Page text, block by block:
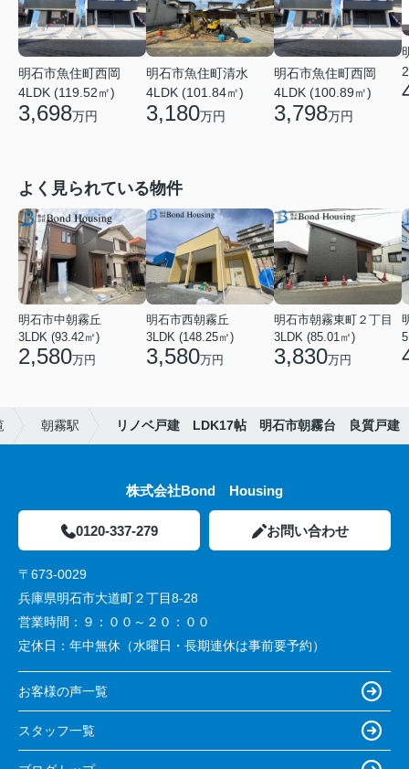
明石市魚住町西岡
4LDK (119.52㎡)
3,698万円
明石市魚住町清水
4LDK (101.84㎡)
3,180万円
明石市魚住町西岡
4LDK (100.89㎡)
3,798万円
よく見られている物件
明石市中朝霧丘
3LDK (93.42㎡)
2,580万円
明石市西朝霧丘
3LDK (148.25㎡)
3,580万円
明石市朝霧東町２丁目
3LDK (85.01㎡)
3,830万円
朝霧駅 リノベ戸建 LDK17帖 明石市朝霧台 良質戸建
株式会社Bond Housing
0120-337-279 お問い合わせ
〒673-0029
兵庫県明石市大道町２丁目8-28
営業時間： ９：００～２０：００
定休日： 年中無休（水曜日・長期連休は事前要予約）
お客様の声一覧
スタッフ一覧